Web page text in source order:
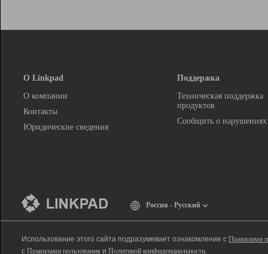
О Linkpad
О компании
Контакты
Юридические сведения
Поддержка
Техническая поддержка
продуктов
Сообщить о нарушениях
Россия - Русский
Использование этого сайта подразумевает ознакомление с Правилами
с Правилами пользования и Политикой конфиденциальности.